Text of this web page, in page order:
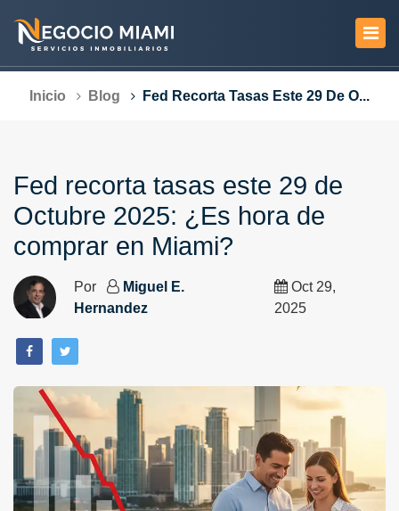
Inicio Blog Fed Recorta Tasas Este 29 De O...
Fed recorta tasas este 29 de
Octubre 2025: ¿Es hora de
comprar en Miami?
Por
Miguel E.
Hernandez
Oct 29,
2025